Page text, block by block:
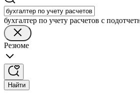
бухгалтер по учету расчетов с
Резюме
Найти